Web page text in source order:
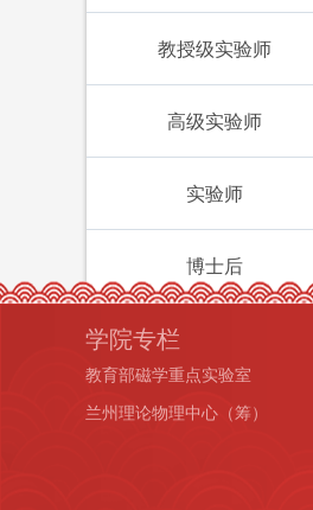
教授级实验师
高级实验师
实验师
博士后
学院专栏
教育部磁学重点实验室
兰州理论物理中心（筹）